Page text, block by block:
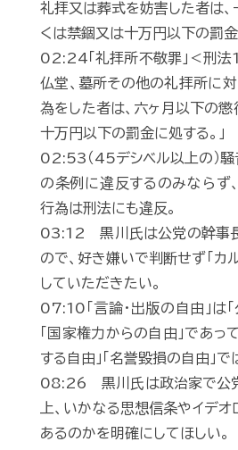
礼拝又は葬式を妨害した者は
くは禁錮又は十万円以下の罰金
02:24「礼拝所不敬罪」＜刑法
仏堂、墓所その他の礼拝所に
為をした者は、六ヶ月以下の
十万円以下の罰金に処する。」
02:53（45デシベル以上の）騒
の条例に違反するのみならず
行為は刑法にも違反。
03:12 黒川氏は公党の幹事
ので、好き嫌いで判断せず「カ
していただきたい。
07:10「言論・出版の自由」は
「国家権力からの自由」であっ
する自由」「名誉毀損の自由」で
08:26 黒川氏は政治家で公
上、いかなる思想信条やイデ
あるのかを明確にしてほしい。